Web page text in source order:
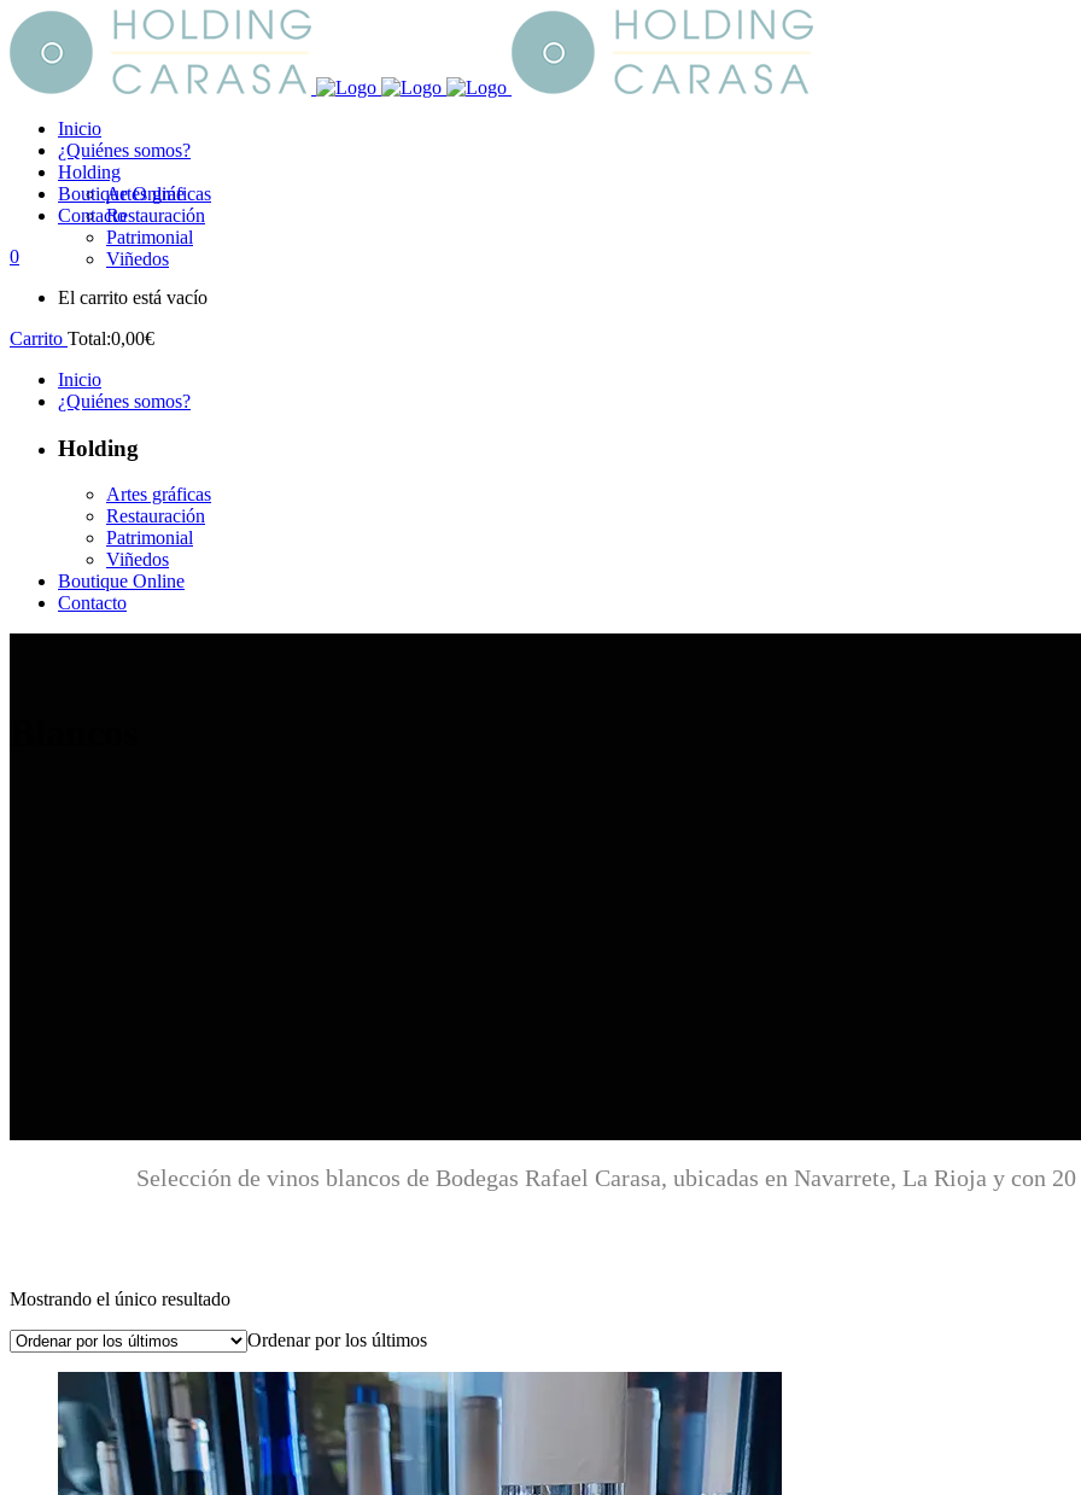
Inicio
¿Quiénes somos?
Holding
Artes gráficas
Restauración
Patrimonial
Viñedos
Boutique Online
Contacto
0
El carrito está vacío
Carrito Total:0,00€
Inicio
¿Quiénes somos?
Holding
Artes gráficas
Restauración
Patrimonial
Viñedos
Boutique Online
Contacto
Selección de vinos blancos de Bodegas Rafael Carasa, ubicadas en Navarrete, La Rioja y con
Mostrando el único resultado
Ordenar por los últimos